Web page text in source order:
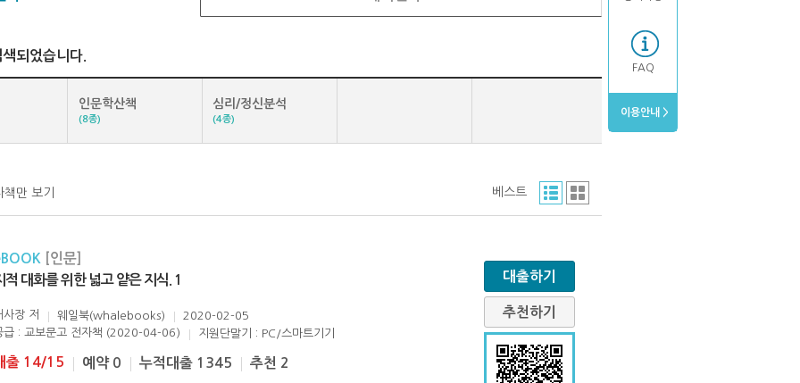
FAQ
이용안내 >
되었습니다.
인문학산책
(8종)
심리/정신분석
(4종)
만 보기 베스트
[인문]
적 대화를 위한 넓고 얕은 지식. 1
사장 저 웨일북(whalebooks)
2020-02-05
급 : 교보문고 전자책 (2020-04-06)
지원단말기 : PC/스마트기기
출 14/15 예약 0 누적대출 1345 추천 2
대출하기
추천하기